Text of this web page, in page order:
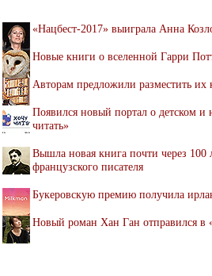
«Нацбест-2017» выиграла Анна
Новые книги о вселенной Гарри
Авторам предложили разместить их
Появился новый портал о детском
читать»
Вышла новая книга почти через 100
французского писателя
Букеровскую премию получила
Новый роман Хан Ган отправился в